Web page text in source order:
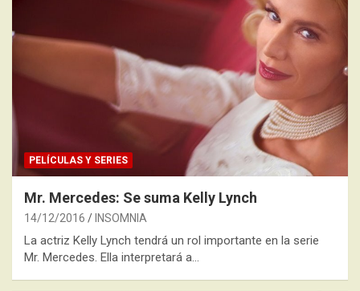
PELÍCULAS Y SERIES
Mr. Mercedes: Se suma Kelly Lynch
14/12/2016 INSOMNIA
La actriz Kelly Lynch tendrá un rol importante en la serie
Mr. Mercedes. Ella interpretará a…